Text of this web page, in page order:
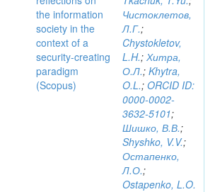
the information
society in the
context of a
security-creating
paradigm
(Scopus)
Чистоклетов,
Л.Г.;
Chystokletov,
L.H.; Хитра,
О.Л.; Khytra,
O.L.; ORCID ID:
0000-0002-
3632-5101;
Шишко, В.В.;
Shyshko, V.V.;
Остапенко,
Л.О.;
Ostapenko, L.O.